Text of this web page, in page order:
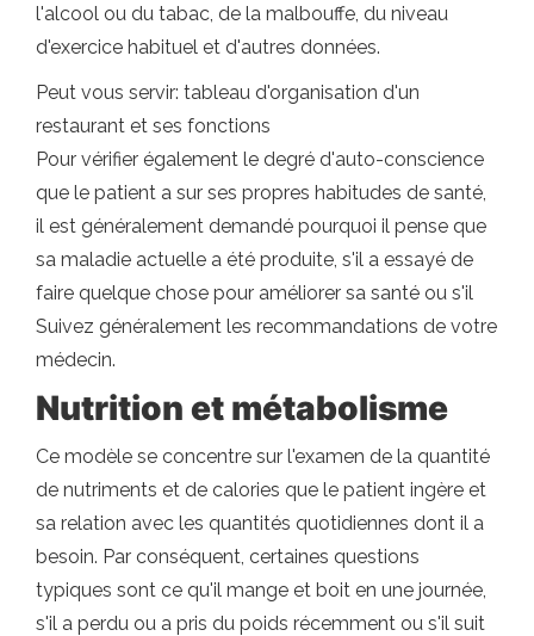
l'alcool ou du tabac, de la malbouffe, du niveau
d'exercice habituel et d'autres données.
Peut vous servir: tableau d'organisation d'un
restaurant et ses fonctions
Pour vérifier également le degré d'auto-conscience
que le patient a sur ses propres habitudes de santé,
il est généralement demandé pourquoi il pense que
sa maladie actuelle a été produite, s'il a essayé de
faire quelque chose pour améliorer sa santé ou s'il
Suivez généralement les recommandations de votre
médecin.
Nutrition et métabolisme
Ce modèle se concentre sur l'examen de la quantité
de nutriments et de calories que le patient ingère et
sa relation avec les quantités quotidiennes dont il a
besoin. Par conséquent, certaines questions
typiques sont ce qu'il mange et boit en une journée,
s'il a perdu ou a pris du poids récemment ou s'il suit